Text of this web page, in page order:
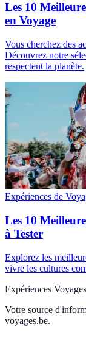
Les 10
en Voyage
Vous cherchez des
Découvrez notre
respectent la planète.
Expériences de
Les 10
à Tester
Explorez les
vivre les cultures
Expériences Voyages
Votre source
voyages.be.